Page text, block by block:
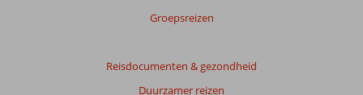
Groepsreizen
Reisdocumenten & gezondheid
Duurzamer reizen